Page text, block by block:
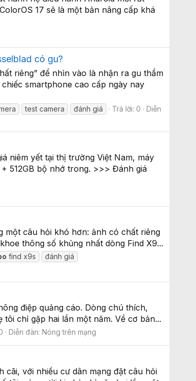
17 sẽ là một bản nâng cấp khá
có gu?
riêng” để nhìn vào là nhận ra gu thẩm
smartphone cao cấp ngày nay
test camera đánh giá Trả lời: 0
Diễn
niêm yết tại thị trường Việt Nam, máy
512GB bộ nhớ trong. >>> Đánh giá
một câu hỏi khó hơn: ảnh có chất riêng
thông số khủng nhất dòng Find X9...
find x9s
đánh giá
điệp quảng cáo. Dòng chú thích,
chỉ gặp hai lần một năm. Về cơ bản...
Diễn đàn:Nóng trên mạng
cãi, với nhiều cư dân mạng đặt câu hỏi